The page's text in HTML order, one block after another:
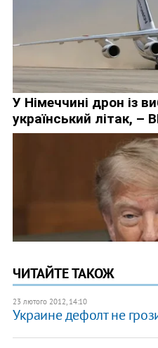
ЧИТАЙТЕ ТАКОЖ
23 лютого 2012, 14:10
​Украине дефолт не